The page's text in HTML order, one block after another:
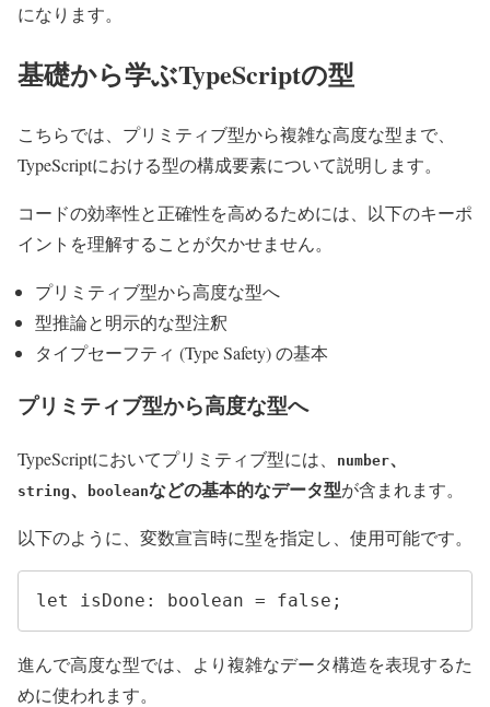
になります。
基礎から学ぶTypeScriptの型
こちらでは、プリミティブ型から複雑な高度な型まで、
TypeScriptにおける型の構成要素について説明します。
コードの効率性と正確性を高めるためには、以下のキーポ
イントを理解することが欠かせません。
プリミティブ型から高度な型へ
型推論と明示的な型注釈
タイプセーフティ (Type Safety) の基本
プリミティブ型から高度な型へ
TypeScriptにおいてプリミティブ型には、 number、
string、 booleanなどの基本的なデータ型が含まれます。
以下のように、変数宣言時に型を指定し、使用可能です。
let isDone: boolean = false;
進んで高度な型では、より複雑なデータ構造を表現するた
めに使われます。